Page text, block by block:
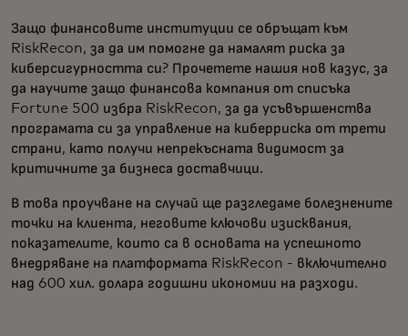
Защо финансовите институции се обръщат към
RiskRecon, за да им помогне да намалят риска за
киберсигурността си? Прочетете нашия нов казус, за
да научите защо финансова компания от списъка
Fortune 500 избра RiskRecon, за да усъвършенства
програмата си за управление на киберриска от трети
страни, като получи непрекъсната видимост за
критичните за бизнеса доставчици.
В това проучване на случай ще разгледаме болезнените
точки на клиента, неговите ключови изисквания,
показателите, които са в основата на успешното
внедряване на платформата RiskRecon - включително
над 600 хил. долара годишни икономии на разходи.